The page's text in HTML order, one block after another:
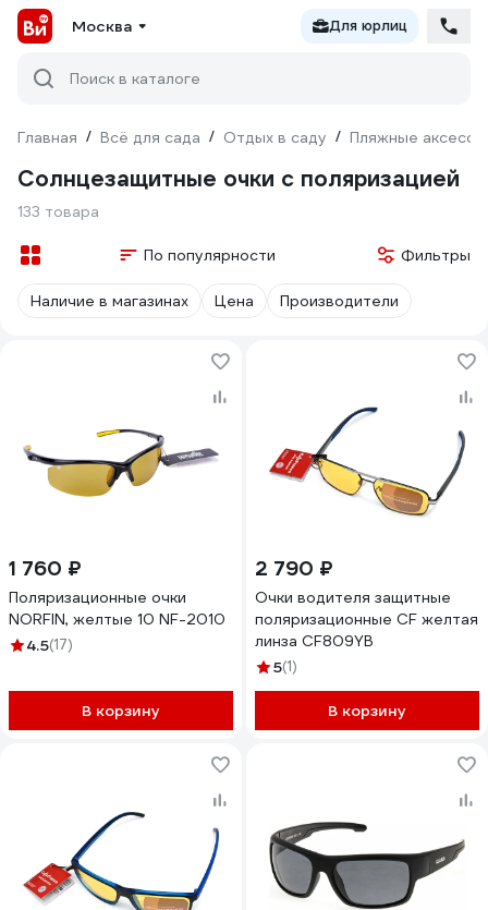
Москва Для юрлиц
Поиск в каталоге
Главная / Всё для сада / Отдых в саду / Пляжные
Солнцезащитные очки с поляризацией
133 товара
По популярности Фильтры
Наличие в магазинах Цена Производители
1 760 ₽
Поляризационные очки
NORFIN, желтые 10 NF-2010
4.5(17)
В корзину
2 790 ₽
Очки водителя защитные
поляризационные CF желтая
линза CF809YB
5(1)
В корзину